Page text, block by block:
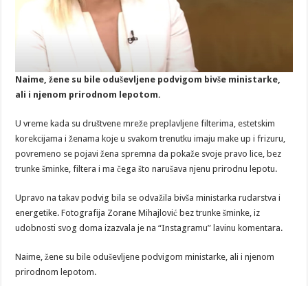
Naime, žene su bile oduševljene podvigom bivše ministarke,
ali i njenom prirodnom lepotom.
U vreme kada su društvene mreže preplavljene filterima, estetskim
korekcijama i ženama koje u svakom trenutku imaju make up i frizuru,
povremeno se pojavi žena spremna da pokaže svoje pravo lice, bez
trunke šminke, filtera i ma čega što narušava njenu prirodnu lepotu.
Upravo na takav podvig bila se odvažila bivša ministarka rudarstva i
energetike. Fotografija Zorane Mihajlović bez trunke šminke, iz
udobnosti svog doma izazvala je na “Instagramu” lavinu komentara.
Naime, žene su bile oduševljene podvigom ministarke, ali i njenom
prirodnom lepotom.